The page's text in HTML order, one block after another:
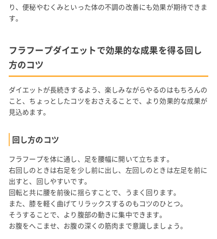
り、便秘やむくみといった体の不調の改善にも効果が期待できま
す。
フラフープダイエットで効果的な成果を得る回し
方のコツ
ダイエットが長続きするよう、楽しみながらやるのはもちろんの
こと、ちょっとしたコツをおさえることで、より効果的な成果が
見込めます。
回し方のコツ
フラフープを体に通し、足を腰幅に開いて立ちます。
右回しのときは右足を少し前に出し、左回しのときは左足を前に
出すと、回しやすいです。
回転と共に腰を前後に揺らすことで、うまく回ります。
また、膝を軽く曲げてリラックスするのもコツのひとつ。
そうすることで、より腹部の動きに集中できます。
お腹をへこませ、お腹の深くの筋肉まで意識しましょう。